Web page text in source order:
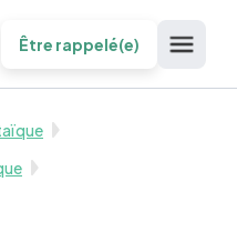
Être rappelé(e)